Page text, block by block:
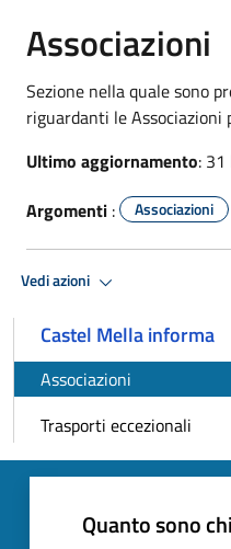
Associazioni
Sezione nella quale sono
riguardanti le
Ultimo aggiornamento:
Argomenti : Associazioni
Vedi azioni
Castel Mella informa
Associazioni
Trasporti eccezionali
Quanto sono